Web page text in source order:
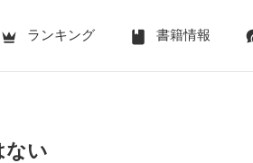
ランキング 書籍情報
ない